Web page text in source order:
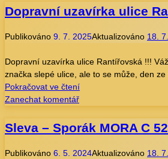
Dopravní uzavírka ulice
Publikováno 9. 7. 2025Aktualizováno 18.
Dopravní uzavírka ulice Rantířovská !!!
značka slepé ulice, ale to se může, den
Pokračovat ve čteníDopravní
Rantířovská
Zanechat komentářna
uzavírka
ulice
Rantířovská
Sleva – Sporák MORA C
Publikováno 6. 5. 2024Aktualizováno 18.